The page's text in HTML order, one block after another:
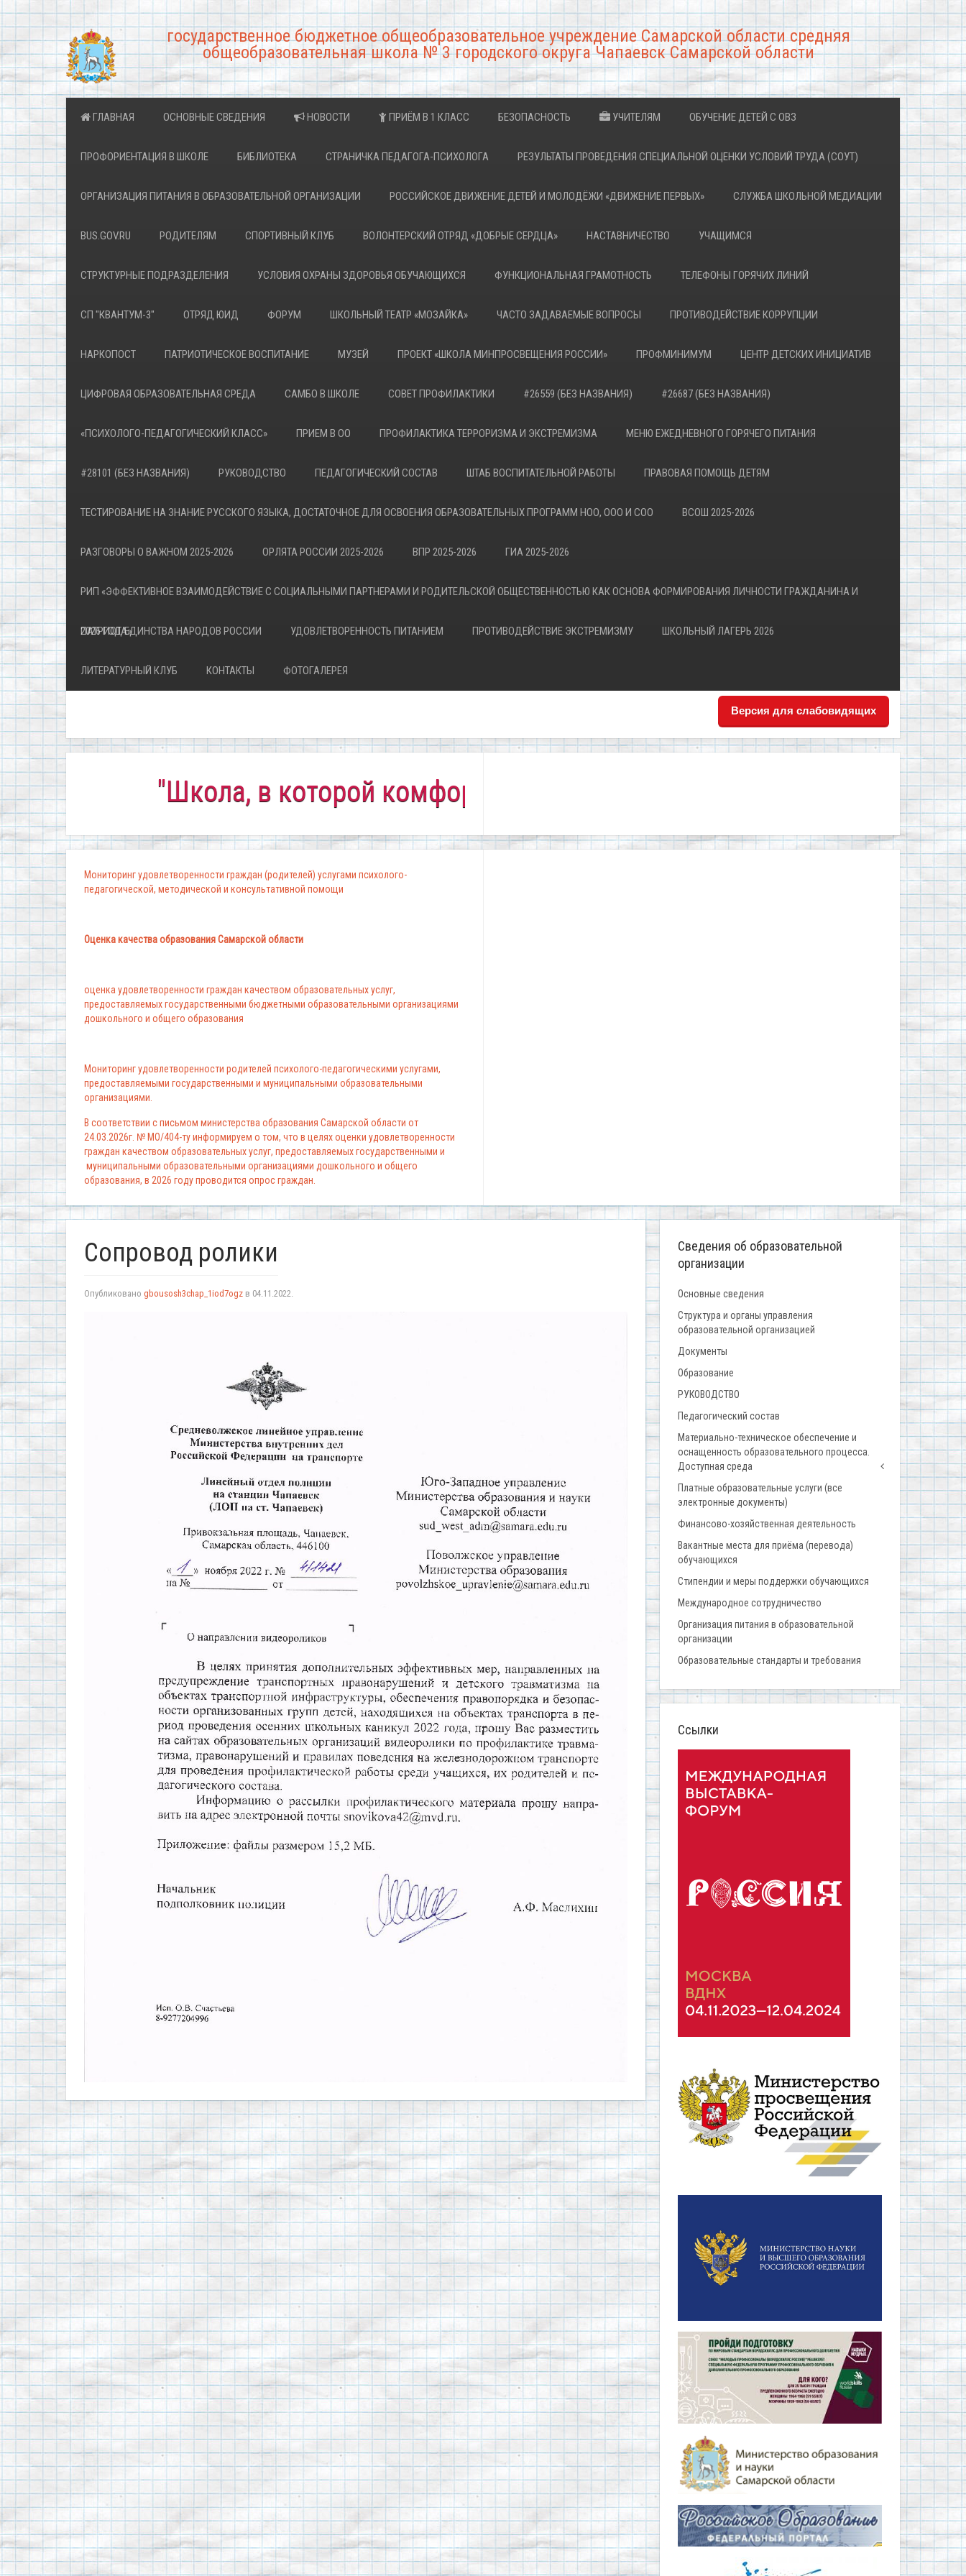
государственное бюджетное общеобразовательное учреждение Самарской области средняя
общеобразовательная школа № 3 городского округа Чапаевск Самарской области
ГЛАВНАЯ ОСНОВНЫЕ СВЕДЕНИЯ НОВОСТИ ПРИЁМ В 1 КЛАСС БЕЗОПАСНОСТЬ УЧИТЕЛЯМ ОБУЧЕНИЕ ДЕТЕЙ С ОВЗ
ПРОФОРИЕНТАЦИЯ В ШКОЛЕ БИБЛИОТЕКА СТРАНИЧКА ПЕДАГОГА-ПСИХОЛОГА РЕЗУЛЬТАТЫ ПРОВЕДЕНИЯ СПЕЦИАЛЬНОЙ ОЦЕНКИ УСЛОВИЙ ТРУДА (СОУТ)
ОРГАНИЗАЦИЯ ПИТАНИЯ В ОБРАЗОВАТЕЛЬНОЙ ОРГАНИЗАЦИИ РОССИЙСКОЕ ДВИЖЕНИЕ ДЕТЕЙ И МОЛОДЁЖИ «ДВИЖЕНИЕ ПЕРВЫХ» СЛУЖБА ШКОЛЬНОЙ МЕДИАЦИИ
BUS.GOV.RU РОДИТЕЛЯМ СПОРТИВНЫЙ КЛУБ ВОЛОНТЕРСКИЙ ОТРЯД «ДОБРЫЕ СЕРДЦА» НАСТАВНИЧЕСТВО УЧАЩИМСЯ
СТРУКТУРНЫЕ ПОДРАЗДЕЛЕНИЯ УСЛОВИЯ ОХРАНЫ ЗДОРОВЬЯ ОБУЧАЮЩИХСЯ ФУНКЦИОНАЛЬНАЯ ГРАМОТНОСТЬ ТЕЛЕФОНЫ ГОРЯЧИХ ЛИНИЙ
СП "КВАНТУМ-3" ОТРЯД ЮИД ФОРУМ ШКОЛЬНЫЙ ТЕАТР «МОЗАЙКА» ЧАСТО ЗАДАВАЕМЫЕ ВОПРОСЫ ПРОТИВОДЕЙСТВИЕ КОРРУПЦИИ
НАРКОПОСТ ПАТРИОТИЧЕСКОЕ ВОСПИТАНИЕ МУЗЕЙ ПРОЕКТ «ШКОЛА МИНПРОСВЕЩЕНИЯ РОССИИ» ПРОФМИНИМУМ ЦЕНТР ДЕТСКИХ ИНИЦИАТИВ
ЦИФРОВАЯ ОБРАЗОВАТЕЛЬНАЯ СРЕДА САМБО В ШКОЛЕ СОВЕТ ПРОФИЛАКТИКИ #26559 (БЕЗ НАЗВАНИЯ) #26687 (БЕЗ НАЗВАНИЯ)
«ПСИХОЛОГО-ПЕДАГОГИЧЕСКИЙ КЛАСС» ПРИЕМ В ОО ПРОФИЛАКТИКА ТЕРРОРИЗМА И ЭКСТРЕМИЗМА МЕНЮ ЕЖЕДНЕВНОГО ГОРЯЧЕГО ПИТАНИЯ
#28101 (БЕЗ НАЗВАНИЯ) РУКОВОДСТВО ПЕДАГОГИЧЕСКИЙ СОСТАВ ШТАБ ВОСПИТАТЕЛЬНОЙ РАБОТЫ ПРАВОВАЯ ПОМОЩЬ ДЕТЯМ
ТЕСТИРОВАНИЕ НА ЗНАНИЕ РУССКОГО ЯЗЫКА, ДОСТАТОЧНОЕ ДЛЯ ОСВОЕНИЯ ОБРАЗОВАТЕЛЬНЫХ ПРОГРАММ НОО, ООО И СОО ВСОШ 2025-2026
РАЗГОВОРЫ О ВАЖНОМ 2025-2026 ОРЛЯТА РОССИИ 2025-2026 ВПР 2025-2026 ГИА 2025-2026
РИП «ЭФФЕКТИВНОЕ ВЗАИМОДЕЙСТВИЕ С СОЦИАЛЬНЫМИ ПАРТНЕРАМИ И РОДИТЕЛЬСКОЙ ОБЩЕСТВЕННОСТЬЮ КАК ОСНОВА ФОРМИРОВАНИЯ ЛИЧНОСТИ ГРАЖДАНИНА И
ПАТРИОТА»
2026 ГОД ЕДИНСТВА НАРОДОВ РОССИИ УДОВЛЕТВОРЕННОСТЬ ПИТАНИЕМ ПРОТИВОДЕЙСТВИЕ ЭКСТРЕМИЗМУ ШКОЛЬНЫЙ ЛАГЕРЬ 2026
ЛИТЕРАТУРНЫЙ КЛУБ КОНТАКТЫ ФОТОГАЛЕРЕЯ
Версия для слабовидящих
"Школа, в которой комфортно всем!"
Мониторинг удовлетворенности граждан (родителей) услугами психолого-
педагогической, методической и консультативной помощи
Оценка качества образования Самарской области
оценка удовлетворенности граждан качеством образовательных услуг,
предоставляемых государственными бюджетными образовательными организациями
дошкольного и общего образования
Мониторинг удовлетворенности родителей психолого-педагогическими услугами,
предоставляемыми государственными и муниципальными образовательными
организациями.
В соответствии с письмом министерства образования Самарской области от
24.03.2026г. № МО/404-ту информируем о том, что в целях оценки удовлетворенности
граждан качеством образовательных услуг, предоставляемых государственными и
муниципальными образовательными организациями дошкольного и общего
образования, в 2026 году проводится опрос граждан.
Сопровод ролики
Опубликовано gbousosh3chap_1iod7ogz в 04.11.2022.
Сведения об образовательной
организации
Основные сведения
Структура и органы управления
образовательной организацией
Документы
Образование
РУКОВОДСТВО
Педагогический состав
Материально-техническое обеспечение и
оснащенность образовательного процесса.
Доступная среда
Платные образовательные услуги (все
электронные документы)
Финансово-хозяйственная деятельность
Вакантные места для приёма (перевода)
обучающихся
Стипендии и меры поддержки обучающихся
Международное сотрудничество
Организация питания в образовательной
организации
Образовательные стандарты и требования
Ссылки